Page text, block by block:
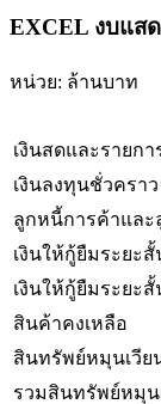
EXCEL งบแส
หน่วย: ล้านบาท
เงินสดและรายกา
เงินลงทุนชั่วคราว
ลูกหนี้การค้าแล
เงินให้กู้ยืมระยะ
เงินให้กู้ยืมระยะ
สินค้าคงเหลือ
สินทรัพย์หมุนเวีย
รวมสินทรัพย์หมุน